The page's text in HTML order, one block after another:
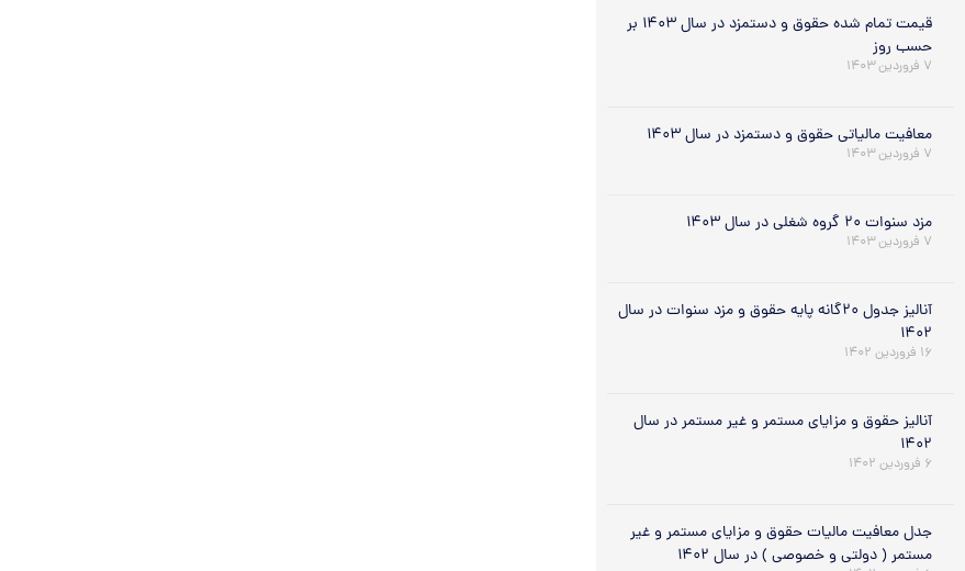
قیمت تمام شده حقوق و دستمزد در سال ۱۴۰۳ بر
حسب روز
۷ فروردین ۱۴۰۳
معافیت مالیاتی حقوق و دستمزد در سال ۱۴۰۳
۷ فروردین ۱۴۰۳
مزد سنوات ۲۰ گروه شغلی در سال ۱۴۰۳
۷ فروردین ۱۴۰۳
آنالیز جدول ۲۰گانه پایه حقوق و مزد سنوات در سال
۱۴۰۲
۱۶ فروردین ۱۴۰۲
آنالیز حقوق و مزایای مستمر و غیر مستمر در سال
۱۴۰۲
۶ فروردین ۱۴۰۲
جدل معافیت مالیات حقوق و مزایای مستمر و غیر
مستمر ( دولتی و خصوصی ) در سال ۱۴۰۲